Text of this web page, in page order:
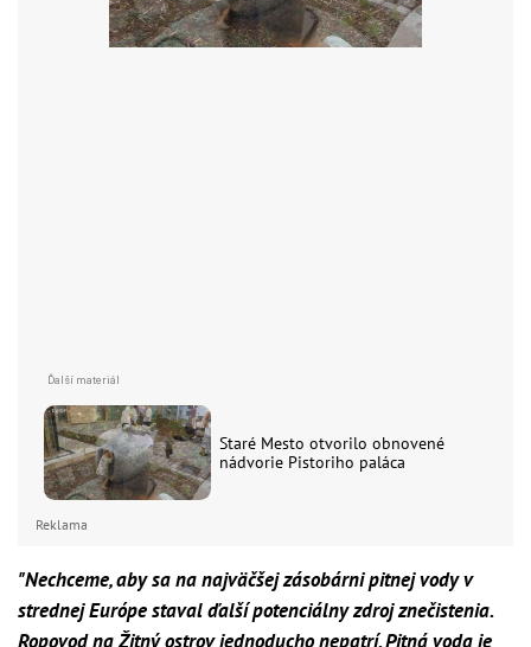
Staré Mesto otvorilo obnovené
nádvorie Pistoriho paláca
Reklama
"Nechceme, aby sa na najväčšej zásobárni pitnej vody v
strednej Európe staval ďalší potenciálny zdroj znečistenia.
Ropovod na Žitný ostrov jednoducho nepatrí. Pitná voda je